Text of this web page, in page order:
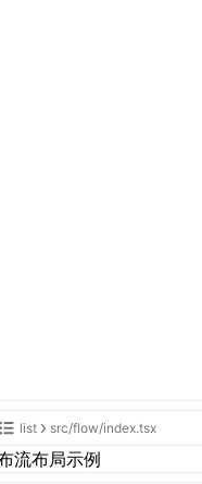
list src/flow/index.tsx
流布局示例